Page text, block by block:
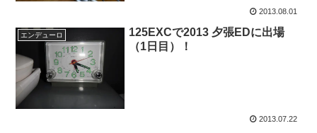
2013.08.01
エンデューロ
125EXCで2013 夕張EDに出場
（1日目）！
2013.07.22